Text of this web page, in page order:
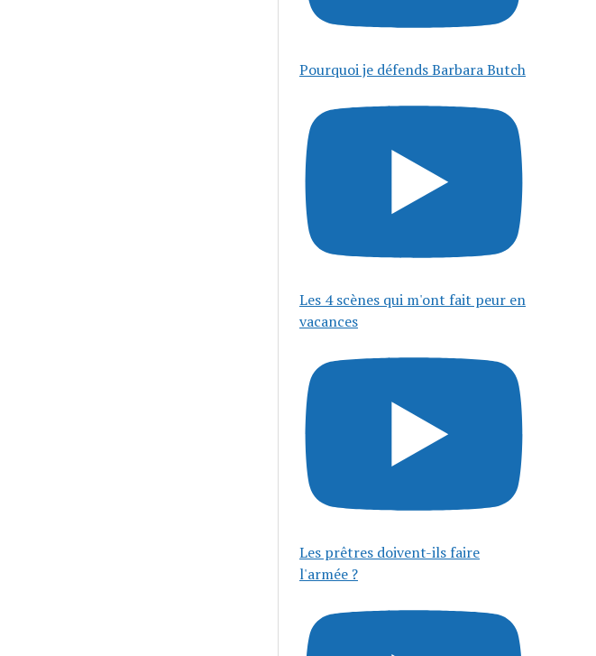
Pourquoi je défends Barbara Butch
Les 4 scènes qui m'ont fait peur en
vacances
Les prêtres doivent-ils faire
l'armée ?